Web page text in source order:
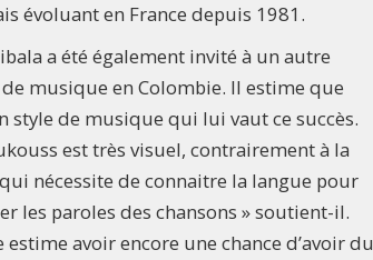
évoluant en France depuis 1981.
a été également invité à un autre
musique en Colombie. Il estime que
style de musique qui lui vaut ce succès.
est très visuel, contrairement à la
nécessite de connaitre la langue pour
les paroles des chansons » soutient-il.
estime avoir encore une chance d’avoir du